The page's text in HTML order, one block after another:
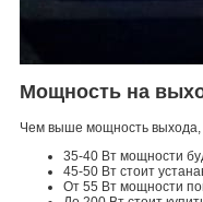
Мощность на
Чем выше мощность выхода,
35-40 Вт мощности
45-50 Вт стоит
От 55 Вт мощности